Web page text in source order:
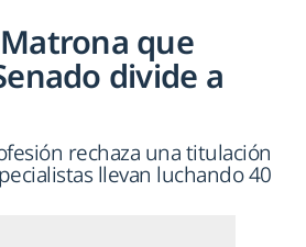
que
divide a
rechaza una titulación
llevan luchando 40